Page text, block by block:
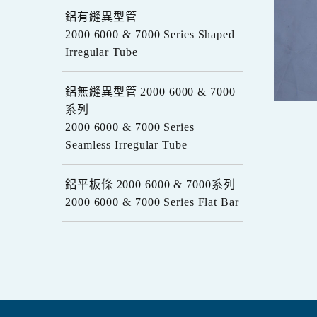
鋁有縫異型管
2000 6000 & 7000 Series Shaped
Irregular Tube
鋁無縫異型管 2000 6000 & 7000
系列
2000 6000 & 7000 Series
Seamless Irregular Tube
鋁平板條 2000 6000 & 7000系列
2000 6000 & 7000 Series Flat Bar